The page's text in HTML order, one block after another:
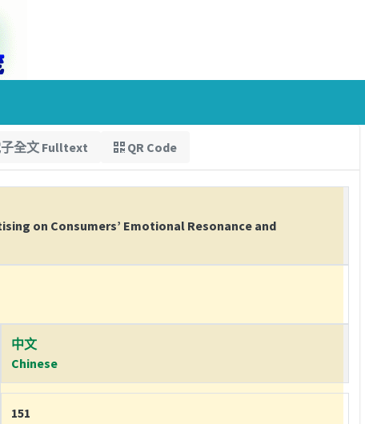
全文 Fulltext QR Code
on Consumers’ Emotional Resonance and
中文
Chinese
151